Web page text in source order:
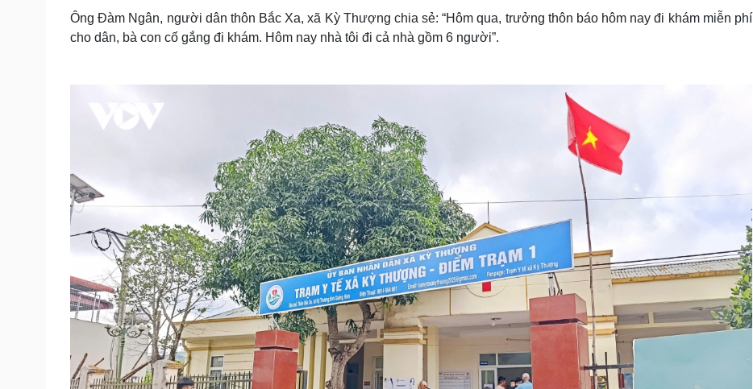
n
Ông Đàm Ngân, người dân thôn Bắc Xa, xã Kỳ Thượng chia sẻ: “Hôm qua, trưởng thôn báo hôm nay đi khám miễn phí
cho dân, bà con cố gắng đi khám. Hôm nay nhà tôi đi cả nhà gồm 6 người”.